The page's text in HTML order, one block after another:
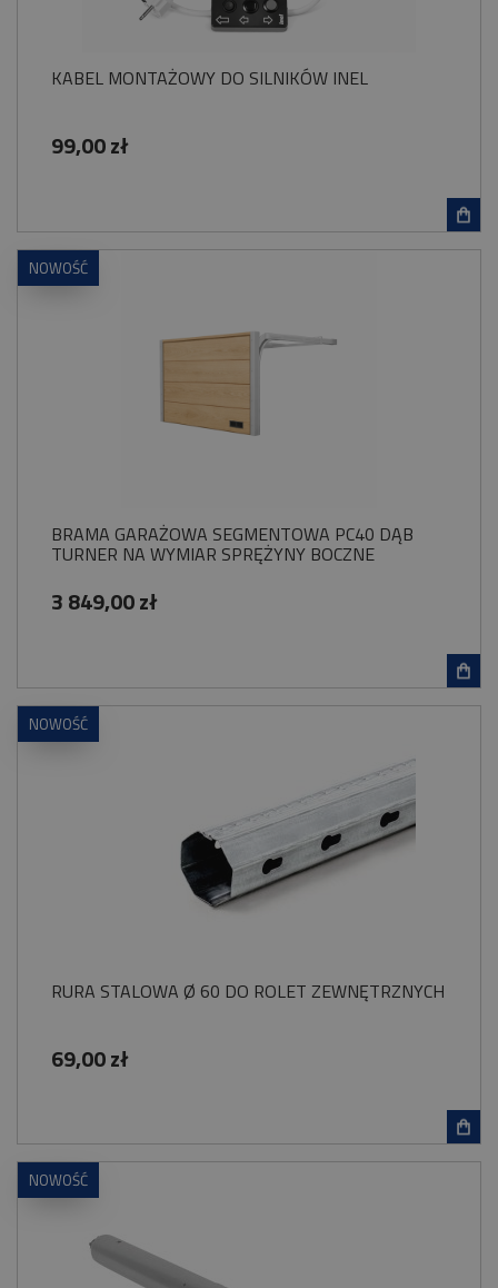
KABEL MONTAŻOWY DO SILNIKÓW INEL
99,00 zł
BRAMA GARAŻOWA SEGMENTOWA PC40 DĄB
TURNER NA WYMIAR SPRĘŻYNY BOCZNE
3 849,00 zł
NOWOŚĆ
RURA STALOWA Ø 60 DO ROLET ZEWNĘTRZNYCH
69,00 zł
NOWOŚĆ
NOWOŚĆ